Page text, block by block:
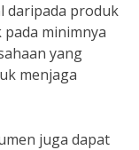
daripada produk
minimnya
yang
menjaga
juga dapat